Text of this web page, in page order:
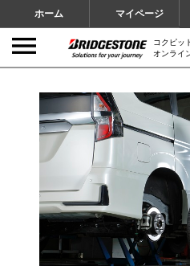
ホーム マイページ
コクピッ
オンライ